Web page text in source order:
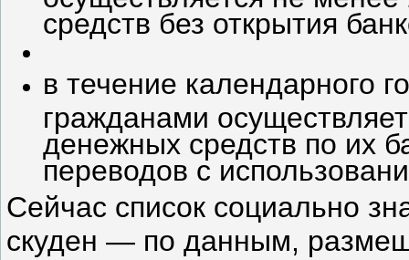
средств без открытия
в течение календарного
гражданами
денежных средств по их
переводов с
Сейчас список социально
скуден — по данным,